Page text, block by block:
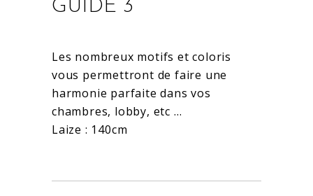
GUIDE 3
Les nombreux motifs et coloris
vous permettront de faire une
harmonie parfaite dans vos
chambres, lobby, etc …
Laize : 140cm